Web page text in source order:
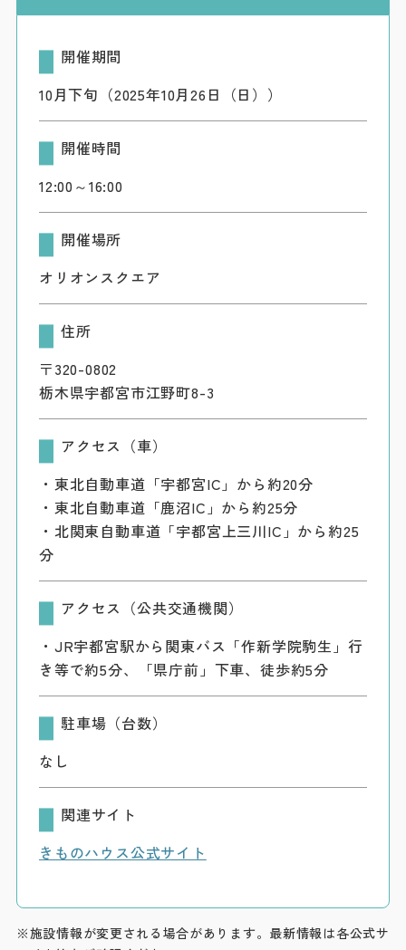
開催期間
10月下旬（2025年10月26日（日））
開催時間
12:00～16:00
開催場所
オリオンスクエア
住所
〒320-0802
栃木県宇都宮市江野町8-3
アクセス（車）
・東北自動車道「宇都宮IC」から約20分
・東北自動車道「鹿沼IC」から約25分
・北関東自動車道「宇都宮上三川IC」から約25
分
アクセス（公共交通機関）
・JR宇都宮駅から関東バス「作新学院駒生」行
き等で約5分、「県庁前」下車、徒歩約5分
駐車場（台数）
なし
関連サイト
きものハウス公式サイト
※施設情報が変更される場合があります。最新情報は各公式サ